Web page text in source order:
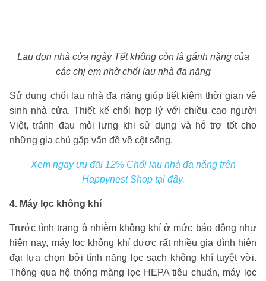
Lau dọn nhà cửa ngày Tết không còn là gánh nặng của
các chị em nhờ chổi lau nhà đa năng
Sử dụng chổi lau nhà đa năng giúp tiết kiệm thời gian vệ
sinh nhà cửa. Thiết kế chổi hợp lý với chiều cao người
Việt, tránh đau mỏi lưng khi sử dụng và hỗ trợ tốt cho
những gia chủ gặp vấn đề về cột sống.
Xem ngay ưu đãi 12% Chổi lau nhà đa năng trên
Happynest Shop tại đây.
4. Máy lọc không khí
Trước tình trạng ô nhiễm không khí ở mức báo động như
hiện nay, máy lọc không khí được rất nhiều gia đình hiện
đại lựa chọn bởi tính năng lọc sạch không khí tuyệt vời.
Thông qua hệ thống màng lọc HEPA tiêu chuẩn, máy lọc